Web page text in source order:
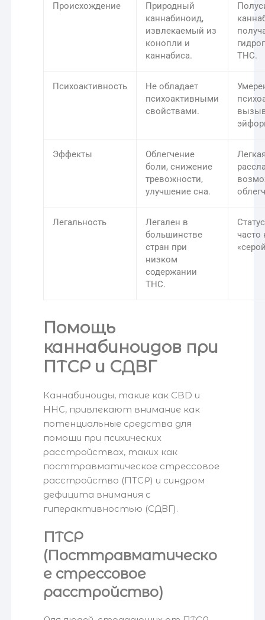
Происхождение
Природный
каннабиноид,
извлекаемый из
конопли и
каннабиса.
THC.
Психоактивность
Не обладает
психоактивными
свойствами.
Эффекты
Облегчение
боли, снижение
тревожности,
улучшение сна.
Легальность
Легален в
большинстве
стран при
низком
содержании
THC.
часто
Помощь
каннабиноидов при
ПТСР и СДВГ
Каннабиноиды, такие как CBD и
HHC, привлекают внимание как
потенциальные средства для
помощи при психических
расстройствах, таких как
посттравматическое стрессовое
расстройство (ПТСР) и синдром
дефицита внимания с
гиперактивностью (СДВГ).
ПТСР
(Посттравматическо
е стрессовое
расстройство)